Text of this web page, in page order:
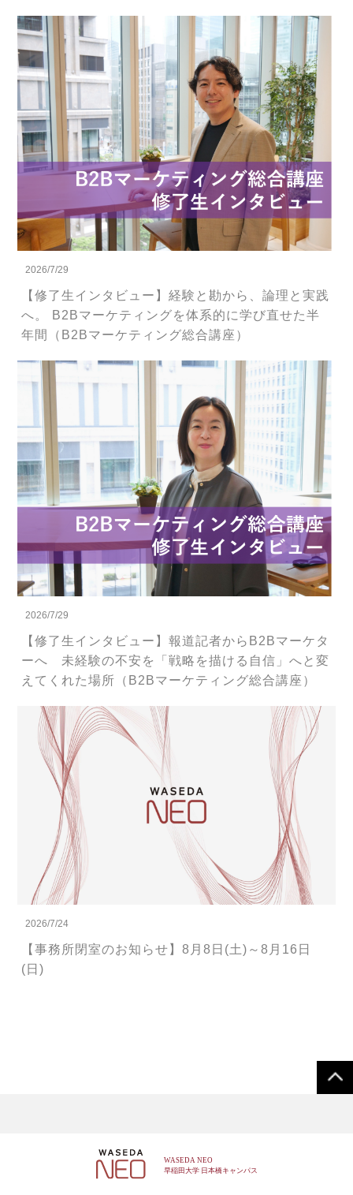
2026/7/29
【修了生インタビュー】経験と勘から、論理と実践
へ。 B2Bマーケティングを体系的に学び直せた半
年間（B2Bマーケティング総合講座）
2026/7/29
【修了生インタビュー】報道記者からB2Bマーケタ
ーへ 未経験の不安を「戦略を描ける自信」へと変
えてくれた場所（B2Bマーケティング総合講座）
2026/7/24
【事務所閉室のお知らせ】8月8日(土)～8月16日
(日)